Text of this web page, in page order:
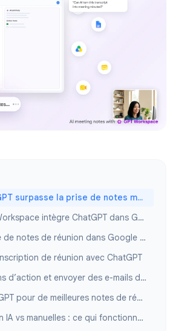
Pourquoi ChatGPT surpasse la prise de notes manuelle
Comment GPT Workspace intègre ChatGPT dans Google Docs
Créer un modèle de notes de réunion dans Google Docs avec ChatGPT
de réunion avec ChatGPT
Extraire des plans d’action et envoyer des e-mails de suivi
5 prompts ChatGPT pour de meilleures notes de réunion
Notes de réunion IA vs manuelles : ce qui fonctionne le mieux